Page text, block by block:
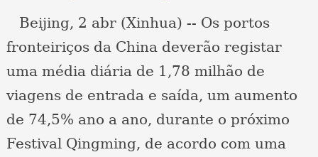
Beijing, 2 abr (Xinhua) -- Os portos
fronteiriços da China deverão registar
uma média diária de 1,78 milhão de
viagens de entrada e saída, um aumento
de 74,5% ano a ano, durante o próximo
Festival Qingming, de acordo com uma